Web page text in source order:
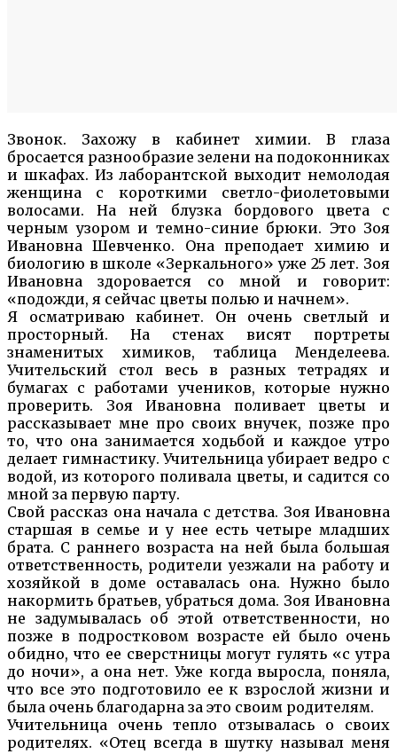
Звонок. Захожу в кабинет химии. В глаза
бросается разнообразие зелени на подоконниках
и шкафах. Из лаборантской выходит немолодая
женщина с короткими светло-фиолетовыми
волосами. На ней блузка бордового цвета с
черным узором и темно-синие брюки. Это Зоя
Ивановна Шевченко. Она преподает химию и
биологию в школе «Зеркального» уже 25 лет. Зоя
Ивановна здоровается со мной и говорит:
«подожди, я сейчас цветы полью и начнем».
Я осматриваю кабинет. Он очень светлый и
просторный. На стенах висят портреты
знаменитых химиков, таблица Менделеева.
Учительский стол весь в разных тетрадях и
бумагах с работами учеников, которые нужно
проверить. Зоя Ивановна поливает цветы и
рассказывает мне про своих внучек, позже про
то, что она занимается ходьбой и каждое утро
делает гимнастику. Учительница убирает ведро с
водой, из которого поливала цветы, и садится со
мной за первую парту.
Свой рассказ она начала с детства. Зоя Ивановна
старшая в семье и у нее есть четыре младших
брата. С раннего возраста на ней была большая
ответственность, родители уезжали на работу и
хозяйкой в доме оставалась она. Нужно было
накормить братьев, убраться дома. Зоя Ивановна
не задумывалась об этой ответственности, но
позже в подростковом возрасте ей было очень
обидно, что ее сверстницы могут гулять «с утра
до ночи», а она нет. Уже когда выросла, поняла,
что все это подготовило ее к взрослой жизни и
была очень благодарна за это своим родителям.
Учительница очень тепло отзывалась о своих
родителях. «Отец всегда в шутку называл меня